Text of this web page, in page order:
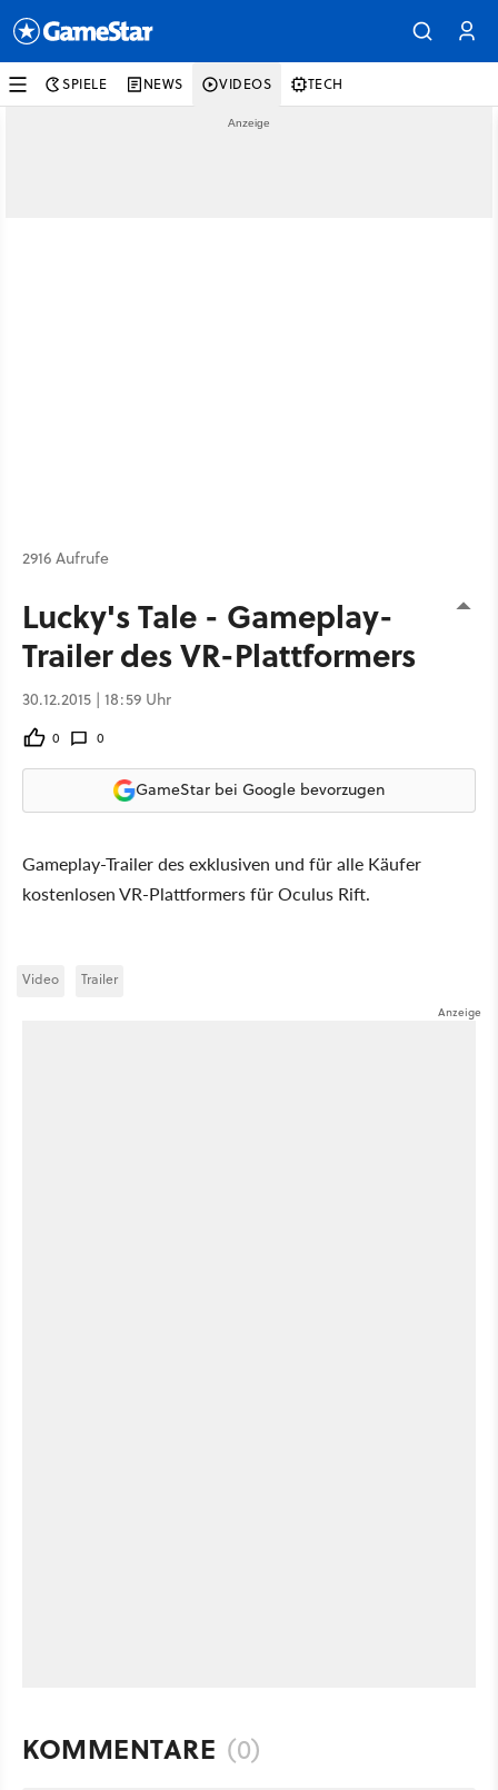
SPIELE NEWS VIDEOS TECH
2916 Aufrufe
Lucky's Tale - Gameplay-
Trailer des VR-Plattformers
30.12.2015 | 18:59 Uhr
0 0
GameStar bei Google bevorzugen
Gameplay-Trailer des exklusiven und für alle Käufer
kostenlosen VR-Plattformers für Oculus Rift.
Video Trailer
KOMMENTARE (0)